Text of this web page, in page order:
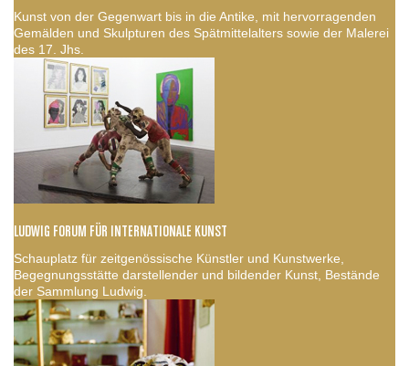
Kunst von der Gegenwart bis in die Antike, mit hervorragenden
Gemälden und Skulpturen des Spätmittelalters sowie der Malerei
des 17. Jhs.
LUDWIG FORUM FÜR INTERNATIONALE KUNST
Schauplatz für zeitgenössische Künstler und Kunstwerke,
Begegnungsstätte darstellender und bildender Kunst, Bestände
der Sammlung Ludwig.